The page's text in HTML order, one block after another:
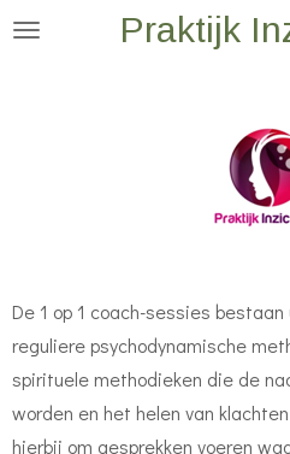
Ga
Praktijk
De 1 op 1 coach-sessies
reguliere psychodynamische
spirituele methodieken die de
worden en het helen van
hierbij om gesprekken voeren